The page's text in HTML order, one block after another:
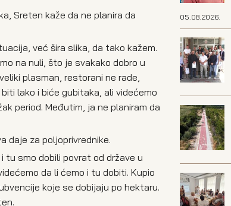
Sreten kaže da ne planira da
već šira slika, da tako kažem.
na nuli, što je svakako dobro u
plasman, restorani ne rade,
lako i biće gubitaka, ali videćemo
period. Međutim, ja ne planiram da
daje za poljoprivrednike.
tu smo dobili povrat od države u
da li ćemo i tu dobiti. Kupio
koje se dobijaju po hektaru.
05.08.2026.